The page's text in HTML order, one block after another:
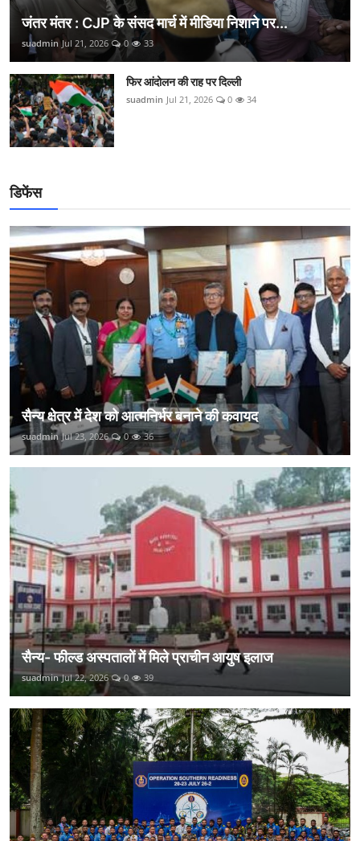
जंतर मंतर : CJP के संसद मार्च में मीडिया निशाने पर...
suadmin Jul 21, 2026 0 33
फिर आंदोलन की राह पर दिल्ली
suadmin Jul 21, 2026 0 34
डिफेंस
सैन्य क्षेत्र में देश को आत्मनिर्भर बनाने की कवायद
suadmin Jul 23, 2026 0 36
सैन्य- फील्ड अस्पतालों में मिले प्राचीन आयुष इलाज
suadmin Jul 22, 2026 0 39